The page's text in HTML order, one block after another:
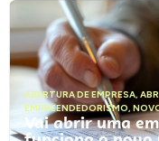
ABERTURA DE EMPRESA,
EMPREENDEDORISMO,
Vai abrir uma